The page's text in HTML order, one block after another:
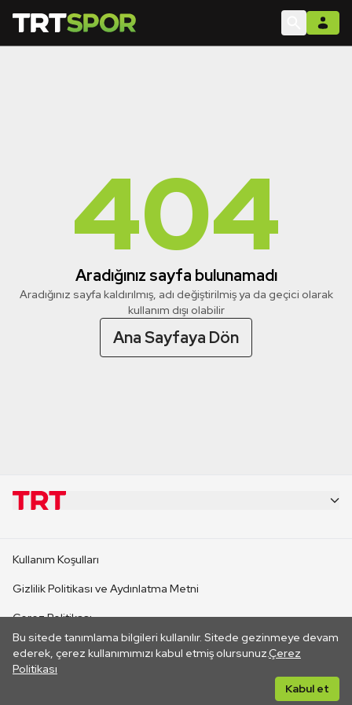
404
Aradığınız sayfa bulunamadı
Aradığınız sayfa kaldırılmış, adı değiştirilmiş ya da geçici olarak
kullanım dışı olabilir
Ana Sayfaya Dön
Bu sitede tanımlama bilgileri kullanılır. Sitede gezinmeye devam
ederek, çerez kullanımımızı kabul etmiş olursunuz.Çerez
Politikası
Kabul et
CANLI YAYINLAR
Kullanım Koşulları
Gizlilik Politikası ve Aydınlatma Metni
Çerez Politikası
İletişim
Her hakkı saklıdır. ©2026 TRT. Bağlantı yoluyla gidilen dış